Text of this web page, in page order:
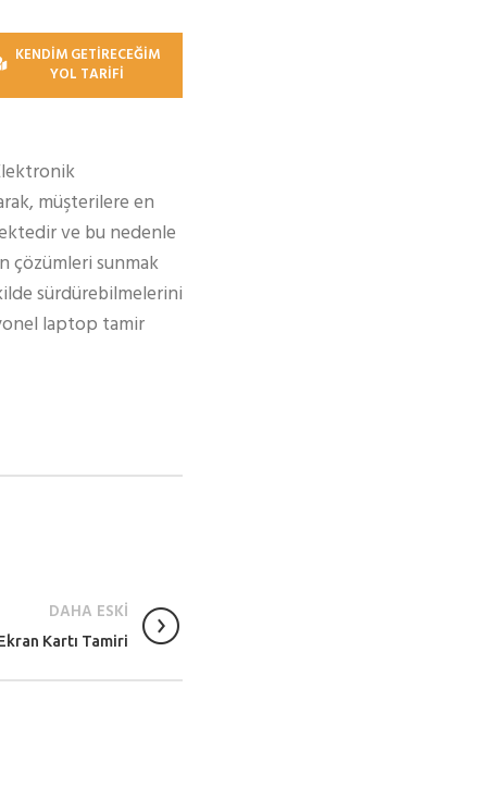
KENDİM GETİRECEĞİM
YOL TARİFİ
müşterilere en
ve bu nedenle
çözümleri sunmak
sürdürebilmelerini
laptop tamir
DAHA ESKİ
Kartı Tamiri